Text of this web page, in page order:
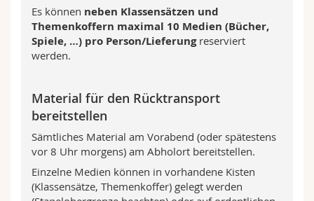
Es können neben Klassensätzen und
Themenkoffern maximal 10 Medien (Bücher,
Spiele, …) pro Person/Lieferungreserviert
werden.
Material für den Rücktransport
bereitstellen
Sämtliches Material am Vorabend (oder spätestens
vor 8 Uhr morgens) am Abholort bereitstellen.
Einzelne Medien können in vorhandene Kisten
(Klassensätze, Themenkoffer) gelegt werden